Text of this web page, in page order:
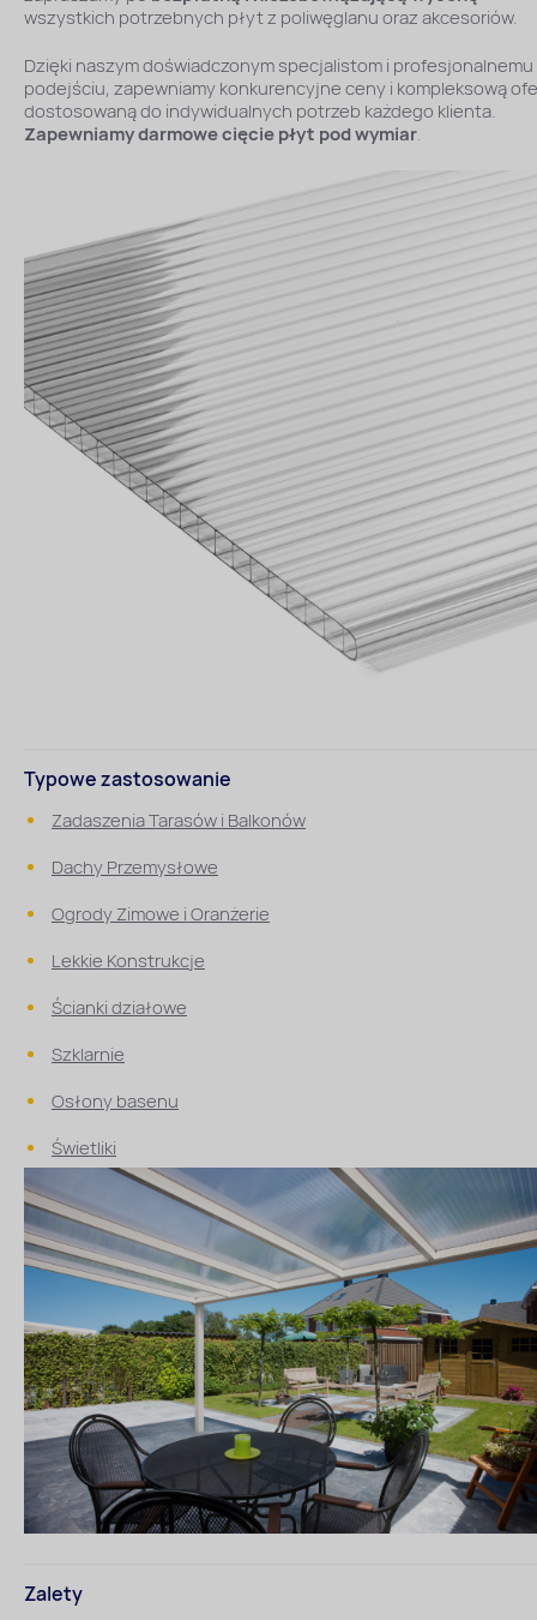
wszystkich potrzebnych płyt z poliwęglanu oraz akcesoriów.
Dzięki naszym doświadczonym specjalistom i profesjonalnemu
podejściu, zapewniamy konkurencyjne ceny i kompleksową
dostosowaną do indywidualnych potrzeb każdego klienta.
Zapewniamy darmowe cięcie płyt pod wymiar.
Typowe zastosowanie
Zadaszenia Tarasów i Balkonów
Dachy Przemysłowe
Ogrody Zimowe i Oranżerie
Lekkie Konstrukcje
Ścianki działowe
Szklarnie
Osłony basenu
Świetliki
Zalety